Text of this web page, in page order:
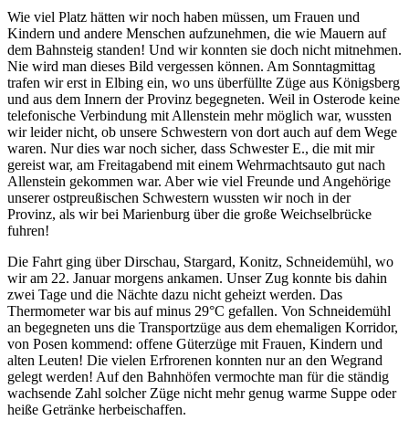
Wie viel Platz hätten wir noch haben müssen, um Frauen und
Kindern und andere Menschen aufzunehmen, die wie Mauern auf
dem Bahnsteig standen! Und wir konnten sie doch nicht mitnehmen.
Nie wird man dieses Bild vergessen können. Am Sonntagmittag
trafen wir erst in Elbing ein, wo uns überfüllte Züge aus Königsberg
und aus dem Innern der Provinz begegneten. Weil in Osterode keine
telefonische Verbindung mit Allenstein mehr möglich war, wussten
wir leider nicht, ob unsere Schwestern von dort auch auf dem Wege
waren. Nur dies war noch sicher, dass Schwester E., die mit mir
gereist war, am Freitagabend mit einem Wehrmachtsauto gut nach
Allenstein gekommen war. Aber wie viel Freunde und Angehörige
unserer ostpreußischen Schwestern wussten wir noch in der
Provinz, als wir bei Marienburg über die große Weichselbrücke
fuhren!
Die Fahrt ging über Dirschau, Stargard, Konitz, Schneidemühl, wo
wir am 22. Januar morgens ankamen. Unser Zug konnte bis dahin
zwei Tage und die Nächte dazu nicht geheizt werden. Das
Thermometer war bis auf minus 29°C gefallen. Von Schneidemühl
an begegneten uns die Transportzüge aus dem ehemaligen Korridor,
von Posen kommend: offene Güterzüge mit Frauen, Kindern und
alten Leuten! Die vielen Erfrorenen konnten nur an den Wegrand
gelegt werden! Auf den Bahnhöfen vermochte man für die ständig
wachsende Zahl solcher Züge nicht mehr genug warme Suppe oder
heiße Getränke herbeischaffen.